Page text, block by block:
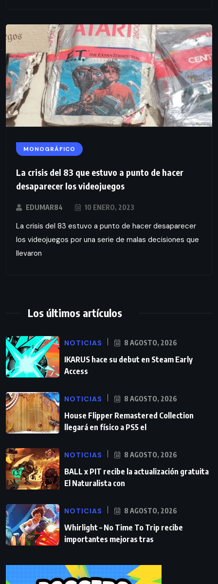
MONOGRÁFICO
La crisis del 83 que estuvo a punto de hacer
desaparecer los videojuegos
EDUMAR84 10 ENERO, 2023
La crisis del 83 estuvo a punto de hacer desaparecer
los videojuegos por una serie de malas decisiones que
llevaron
Los últimos artículos
NOTICIAS 8 AGOSTO, 2026
IKARUS hace su debut en Steam Early
Access
NOTICIAS 8 AGOSTO, 2026
House Flipper Remastered Collection
llegará en físico a PS5 el
NOTICIAS 8 AGOSTO, 2026
BALL x PIT recibe la actualización gratuita
El Naturalista con
NOTICIAS 8 AGOSTO, 2026
Whirlight – No Time To Trip recibe
importantes mejoras tras